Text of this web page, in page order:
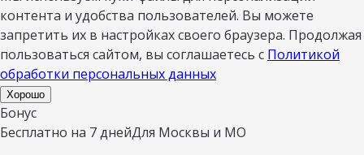
контента и удобства пользователей. Вы можете
запретить их в настройках своего браузера. Продолжая
пользоваться сайтом, вы соглашаетесь с Политикой
обработки персональных данных
Хорошо
Бонус
Бесплатно на 7 днейДля Москвы и МО